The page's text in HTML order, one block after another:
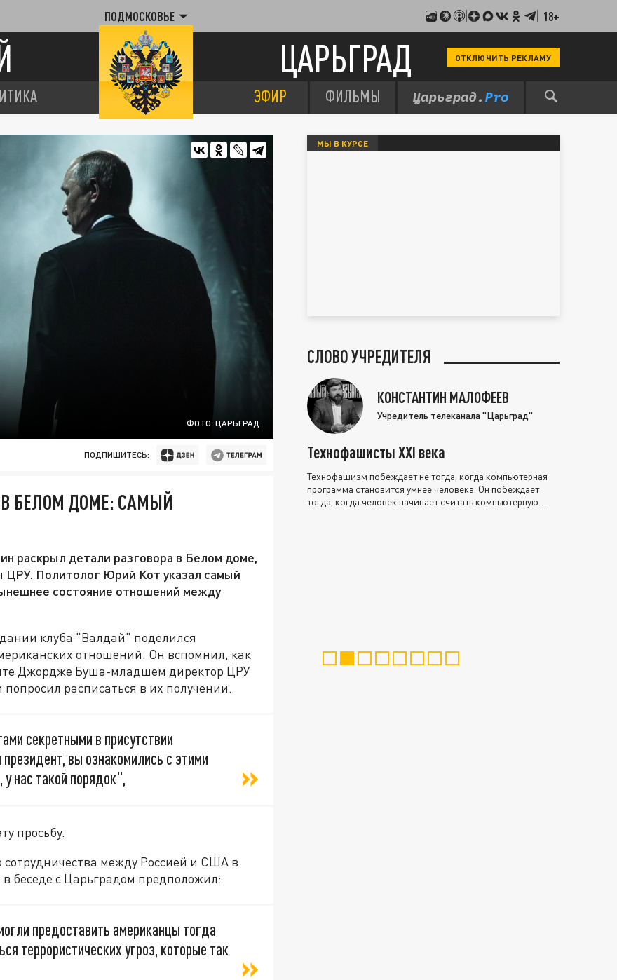
ПОДМОСКОВЬЕ 18+
ЦАРЬГРАД ОТКЛЮЧИТЬ РЕКЛАМУ
ЭФИР ФИЛЬМЫ
ФОТО: ЦАРЬГРАД
ПОДПИШИТЕСЬ:
БЕЛОМ ДОМЕ: САМЫЙ
раскрыл детали разговора в Белом доме,
ЦРУ. Политолог Юрий Кот указал самый
состояние отношений между
клуба "Валдай" поделился
отношений. Он вспомнил, как
Джордже Буша-младшем директор ЦРУ
расписаться в их получении.
секретными в присутствии
вы ознакомились с этими
нас такой порядок",
просьбу.
сотрудничества между Россией и США в
беседе с Царьградом предположил:
предоставить американцы тогда
террористических угроз, которые так
МЫ В КУРСЕ
СЛОВО УЧРЕДИТЕЛЯ
КОНСТАНТИН МАЛОФЕЕВ
Учредитель телеканала "Царьград"
Технофашисты XXI века
Технофашизм побеждает не тогда, когда компьютерная
программа становится умнее человека. Он побеждает
тогда, когда человек начинает считать компьютерную